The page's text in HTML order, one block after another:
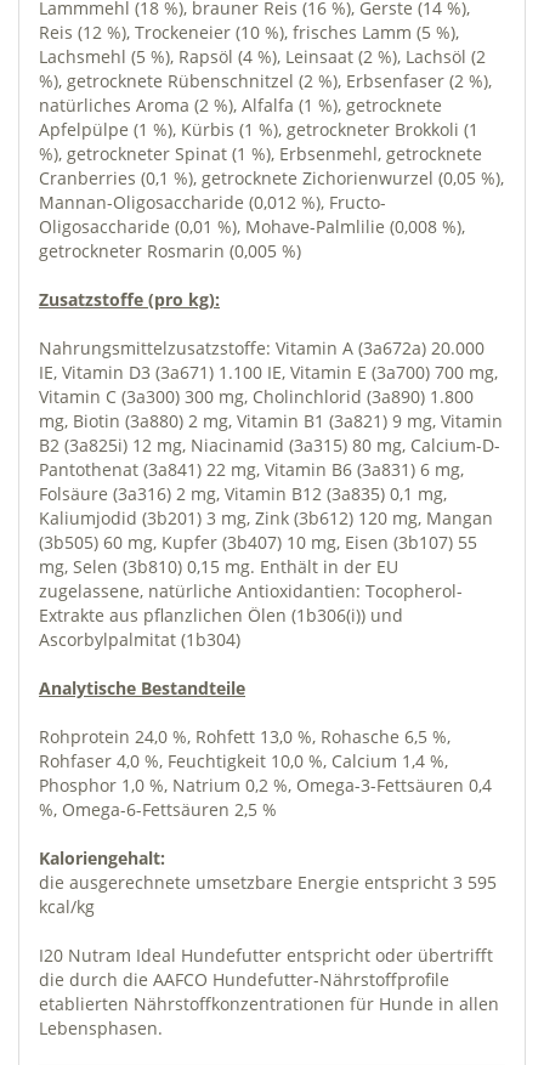
Lammmehl (18 %), brauner Reis (16 %), Gerste (14 %),
Reis (12 %), Trockeneier (10 %), frisches Lamm (5 %),
Lachsmehl (5 %), Rapsöl (4 %), Leinsaat (2 %), Lachsöl (2
%), getrocknete Rübenschnitzel (2 %), Erbsenfaser (2 %),
natürliches Aroma (2 %), Alfalfa (1 %), getrocknete
Apfelpülpe (1 %), Kürbis (1 %), getrockneter Brokkoli (1
%), getrockneter Spinat (1 %), Erbsenmehl, getrocknete
Cranberries (0,1 %), getrocknete Zichorienwurzel (0,05 %),
Mannan-Oligosaccharide (0,012 %), Fructo-
Oligosaccharide (0,01 %), Mohave-Palmlilie (0,008 %),
getrockneter Rosmarin (0,005 %)
Zusatzstoffe (pro kg):
Nahrungsmittelzusatzstoffe: Vitamin A (3a672a) 20.000
IE, Vitamin D3 (3a671) 1.100 IE, Vitamin E (3a700) 700 mg,
Vitamin C (3a300) 300 mg, Cholinchlorid (3a890) 1.800
mg, Biotin (3a880) 2 mg, Vitamin B1 (3a821) 9 mg, Vitamin
B2 (3a825i) 12 mg, Niacinamid (3a315) 80 mg, Calcium-D-
Pantothenat (3a841) 22 mg, Vitamin B6 (3a831) 6 mg,
Folsäure (3a316) 2 mg, Vitamin B12 (3a835) 0,1 mg,
Kaliumjodid (3b201) 3 mg, Zink (3b612) 120 mg, Mangan
(3b505) 60 mg, Kupfer (3b407) 10 mg, Eisen (3b107) 55
mg, Selen (3b810) 0,15 mg. Enthält in der EU
zugelassene, natürliche Antioxidantien: Tocopherol-
Extrakte aus pflanzlichen Ölen (1b306(i)) und
Ascorbylpalmitat (1b304)
Analytische Bestandteile
Rohprotein 24,0 %, Rohfett 13,0 %, Rohasche 6,5 %,
Rohfaser 4,0 %, Feuchtigkeit 10,0 %, Calcium 1,4 %,
Phosphor 1,0 %, Natrium 0,2 %, Omega-3-Fettsäuren 0,4
%, Omega-6-Fettsäuren 2,5 %
Kaloriengehalt:
die ausgerechnete umsetzbare Energie entspricht 3 595
kcal/kg
I20 Nutram Ideal Hundefutter entspricht oder übertrifft
die durch die AAFCO Hundefutter-Nährstoffprofile
etablierten Nährstoffkonzentrationen für Hunde in allen
Lebensphasen.